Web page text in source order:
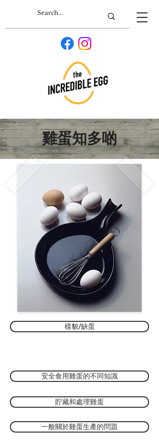
雞蛋知多啲
樣貌/缺蛋
安全食用雞蛋的不同知識
貯藏和處理雞蛋
一般關於雞蛋生產的問題